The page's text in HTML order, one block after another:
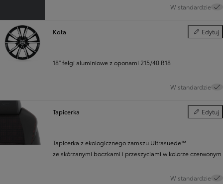
W standardzie
Koła Edytuj
Koła
18" felgi aluminiowe z oponami 215/40 R18
W standardzie
Tapicerka Edytuj
Tapicerka
Tapicerka z ekologicznego zamszu Ultrasuede™
ze skórzanymi boczkami i przeszyciami w kolorze czerwonym
W standardzie